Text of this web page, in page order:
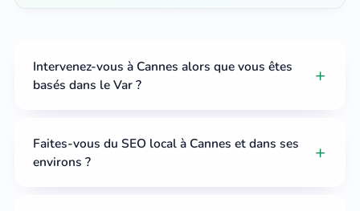
Intervenez-vous à Cannes alors que vous êtes
basés dans le Var ?
Faites-vous du SEO local à Cannes et dans ses
environs ?